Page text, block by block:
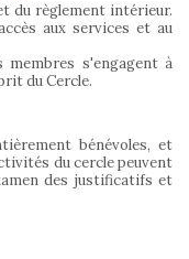
du règlement intérieur.
aux services et au
membres s'engagent à
du Cercle.
bénévoles, et
du cercle peuvent
des justificatifs et